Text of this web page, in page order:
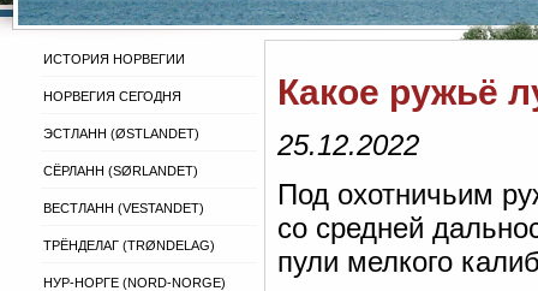
ИСТОРИЯ НОРВЕГИИ
НОРВЕГИЯ СЕГОДНЯ
ЭСТЛАНН (ØSTLANDET)
СЁРЛАНН (SØRLANDET)
ВЕСТЛАНН (VESTANDET)
ТРЁНДЕЛАГ (TRØNDELAG)
НУР-НОРГЕ (NORD-NORGE)
Какое ружьё
25.12.2022
Под охотничьим
со средней
пули мелкого